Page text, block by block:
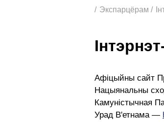
/ Экспарцёрам /
Афіцыйны сайт
Нацыянальны
Камуністычная
Урад В'етнама —